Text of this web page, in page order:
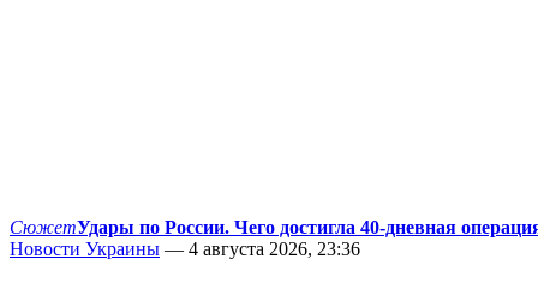
СюжетУдары по России. Чего достигла 40-дневная
Новости Украины — 4 августа 2026, 23:36